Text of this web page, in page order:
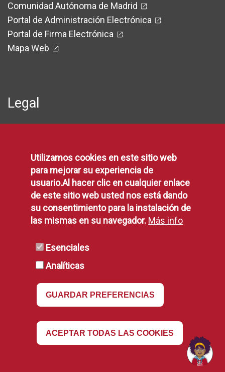
Comunidad Autónoma de Madrid
Portal de Administración Electrónica
Portal de Firma Electrónica
Mapa Web
Legal
Aviso Legal
Disponibilidad
Declaración de Accesibilidad
Política de Cookies
Utilizamos cookies en este sitio web
para mejorar su experiencia de
usuario.Al hacer clic en cualquier enlace
de este sitio web usted nos está dando
su consentimiento para la instalación de
las mismas en su navegador. Más info
Esenciales
Analíticas
GUARDAR PREFERENCIAS
ACEPTAR TODAS LAS COOKIES